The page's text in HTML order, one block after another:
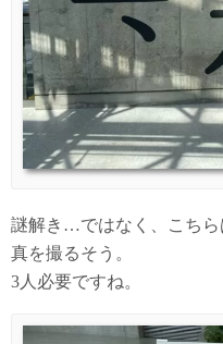
謎解き…ではなく、こちら
真を撮るそう。
3人必要ですね。